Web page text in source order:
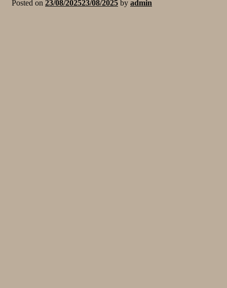
Posted on 23/08/202523/08/2025 by admin